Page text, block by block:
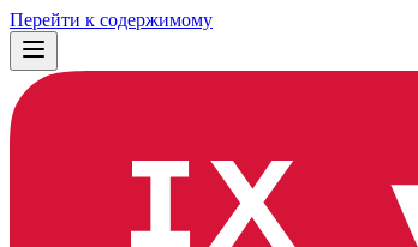
Перейти к содержимому